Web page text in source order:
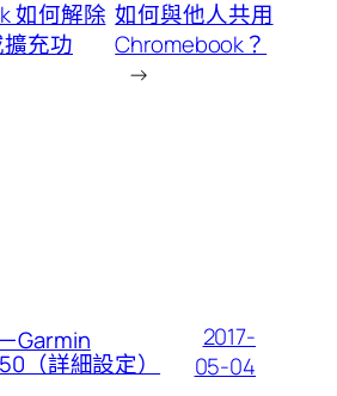
如何解除
充功
如何與他人共用
Chromebook？
→
Garmin
（詳細設定）
2017-
05-04